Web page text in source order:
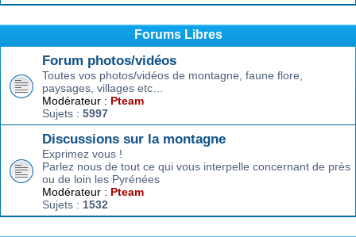
Forums Libres
Forum photos/vidéos
Toutes vos photos/vidéos de montagne, faune flore,
paysages, villages etc…
Modérateur : Pteam
Sujets : 5997
Discussions sur la montagne
Exprimez vous !
Parlez nous de tout ce qui vous interpelle concernant de près
ou de loin les Pyrénées
Modérateur : Pteam
Sujets : 1532